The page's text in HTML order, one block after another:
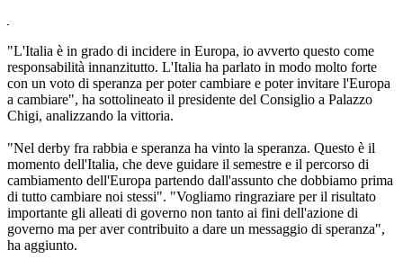
"L'Italia è in grado di incidere in Europa, io avverto questo come
responsabilità innanzitutto. L'Italia ha parlato in modo molto forte
con un voto di speranza per poter cambiare e poter invitare l'Europa
a cambiare", ha sottolineato il presidente del Consiglio a Palazzo
Chigi, analizzando la vittoria.
"Nel derby fra rabbia e speranza ha vinto la speranza. Questo è il
momento dell'Italia, che deve guidare il semestre e il percorso di
cambiamento dell'Europa partendo dall'assunto che dobbiamo prima
di tutto cambiare noi stessi". "Vogliamo ringraziare per il risultato
importante gli alleati di governo non tanto ai fini dell'azione di
governo ma per aver contribuito a dare un messaggio di speranza",
ha aggiunto.